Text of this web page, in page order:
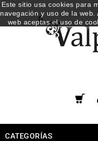
CATEGORÍAS
Este sitio usa cookies para
navegación y uso de la
web aceptas el uso de